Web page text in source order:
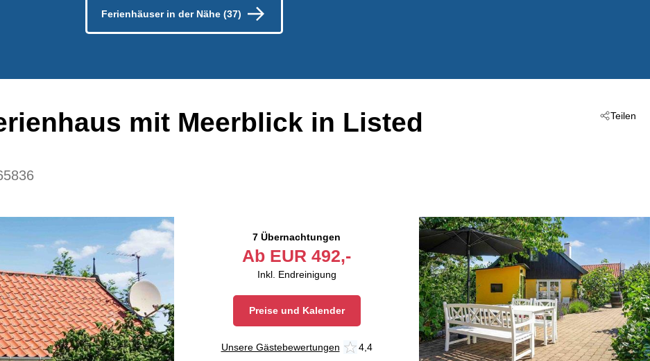
Ferienhäuser in der Nähe (37)
Teilen
mit Meerblick in Listed
7 Übernachtungen
Ab EUR 492,-
Inkl. Endreinigung
Preise und Kalender
Unsere Gästebewertungen 4,4